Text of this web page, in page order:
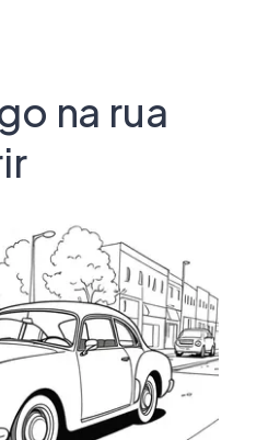
na rua